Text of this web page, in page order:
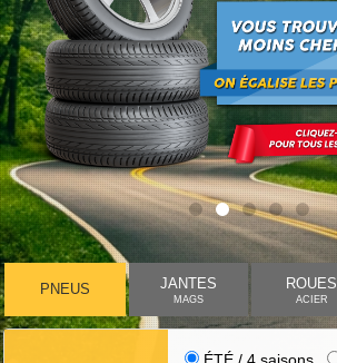
PNEUS JANTES
MAGS
ROUES
ACIER